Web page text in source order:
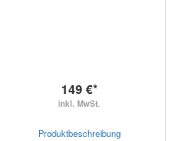
149 €*
inkl. MwSt.
Produktbeschreibung